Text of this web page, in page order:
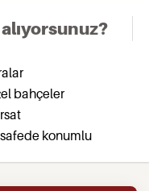
bahçeler
konumlu